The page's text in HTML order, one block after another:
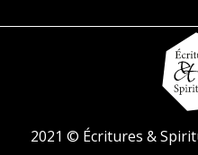
2021 © Écritures &